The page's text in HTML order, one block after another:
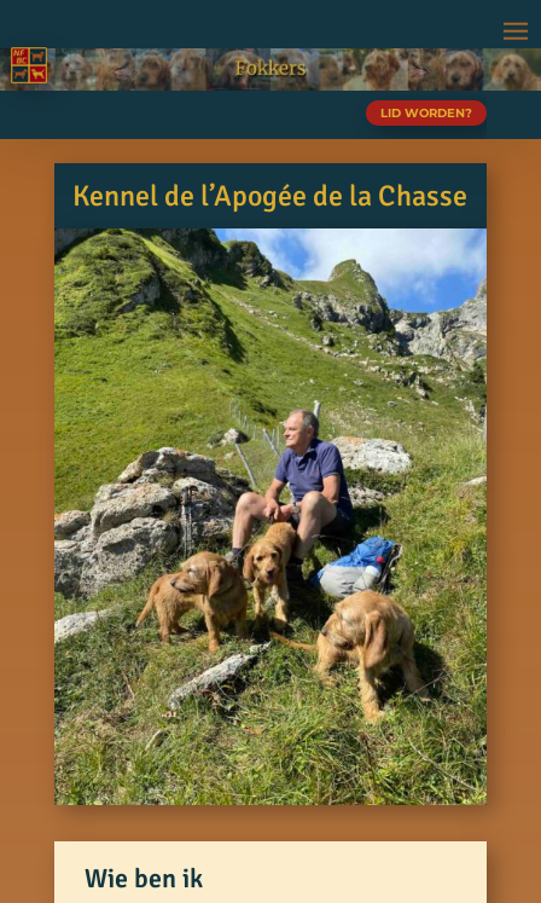
LID WORDEN?
Kennel de l’Apogée de la Chasse
Wie ben ik